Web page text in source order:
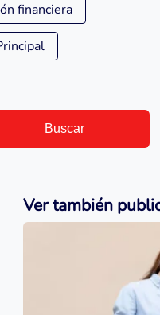
financiera
Buscar
Ver también